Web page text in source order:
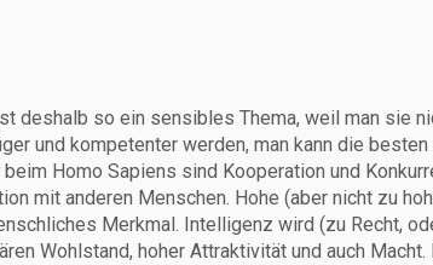
so ein sensibles Thema, weil man sie
und kompetenter werden, man kann die
Homo Sapiens sind Kooperation und
mit anderen Menschen. Hohe (aber nicht zu
Merkmal. Intelligenz wird (zu Recht,
Wohlstand, hoher Attraktivität und auch